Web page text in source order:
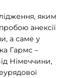
яким
анексії
а саме у
Гармс –
Німеччини,